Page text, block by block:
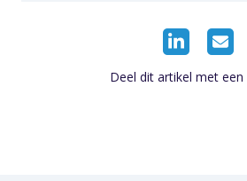
Deel dit artikel met een